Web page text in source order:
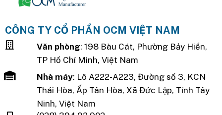
CÔNG TY CỔ PHẦN OCM VIỆT NAM
Văn phòng: 198 Bàu Cát, Phường Bảy Hiền,
TP Hồ Chí Minh, Việt Nam
Nhà máy: Lô A222-A223, Đường số 3, KCN
Thái Hòa, Ấp Tân Hòa, Xã Đức Lập, Tỉnh Tây
Ninh, Việt Nam